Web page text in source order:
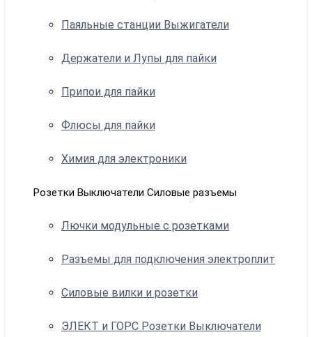
Паяльные станции Выжигатели
Держатели и Лупы для пайки
Припои для пайки
Флюсы для пайки
Химия для электроники
Розетки Выключатели Силовые разъемы
Лючки модульные с розетками
Разъемы для подключения электроплит
Силовые вилки и розетки
ЭЛЕКТ и ГОРС Розетки Выключатели